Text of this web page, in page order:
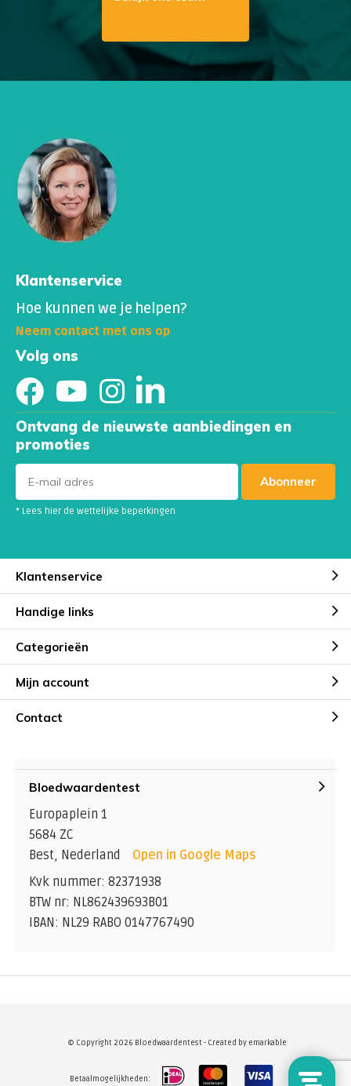
Klantenservice
Hoe kunnen we je helpen?
Neem contact met ons op
Volg ons
Ontvang de nieuwste aanbiedingen en
promoties
Abonneer
* Lees hier de wettelijke beperkingen
Klantenservice
Handige links
Categorieën
Mijn account
Contact
Bloedwaardentest
Europaplein 1
5684 ZC
Best, Nederland
Open in Google Maps
Kvk nummer: 82371938
BTW nr: NL862439693B01
IBAN: NL29 RABO 0147767490
© Copyright 2026 Bloedwaardentest - Created by emarkable
Betaalmogelijkheden: